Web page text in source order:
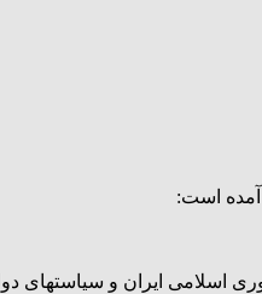
است:
ایران و سیاستهای